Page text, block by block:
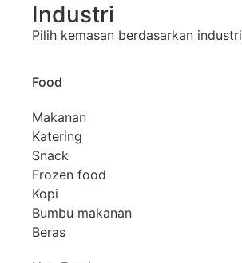
Industri
Pilih kemasan berdasarkan industri
Food
Makanan
Katering
Snack
Frozen food
Kopi
Bumbu makanan
Beras